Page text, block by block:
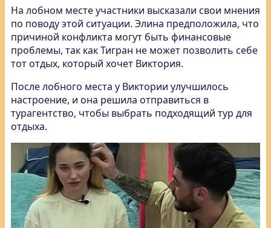
На лобном месте участники высказали свои мнения
по поводу этой ситуации. Элина предположила, что
причиной конфликта могут быть финансовые
проблемы, так как Тигран не может позволить себе
тот отдых, который хочет Виктория.
После лобного места у Виктории улучшилось
настроение, и она решила отправиться в
турагентство, чтобы выбрать подходящий тур для
отдыха.